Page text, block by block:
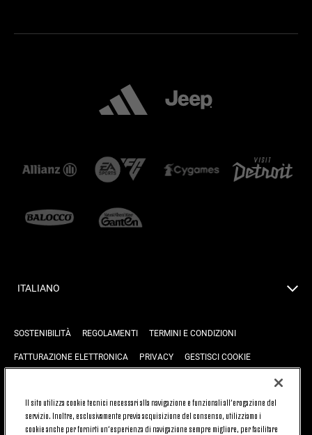
ITALIANO
SOSTENIBILITÀ REGOLAMENTI TERMINI E CONDIZIONI
FATTURAZIONE ELETTRONICA PRIVACY GESTISCI COOKIE
TORNA SU
Il sito utilizza cookie tecnici necessari alla navigazione e funzionali all’erogazione del
servizio. Inoltre, esclusivamente previa acquisizione del consenso, utilizziamo i
cookie anche per fornirti un’esperienza di navigazione sempre migliore, per facilitare